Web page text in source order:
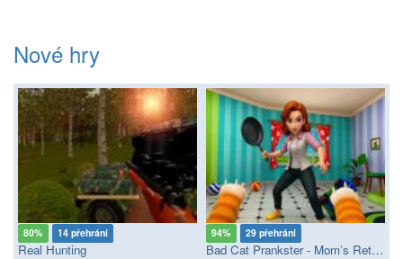
Nové hry
80% 14 přehrání
Real Hunting
94% 29 přehrání
Bad Cat Prankster - Mom’s Return